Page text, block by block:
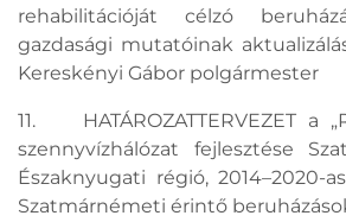
rehabilitációját célzó
gazdasági mutatóinak
Kereskényi Gábor polgármester
11. HATÁROZATTERVEZET a
szennyvízhálózat fejlesztése
Északnyugati régió, 2014–2020-
Szatmárnémeti érintő